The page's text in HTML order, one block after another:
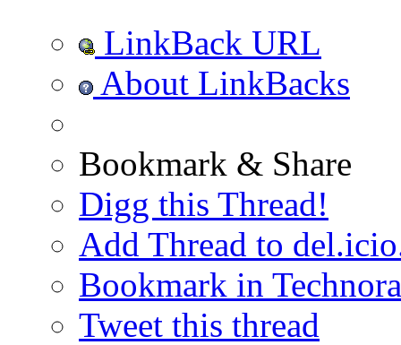
LinkBack URL
About LinkBacks
Bookmark & Share
Digg this Thread!
Add Thread to
Bookmark in
Tweet this thread